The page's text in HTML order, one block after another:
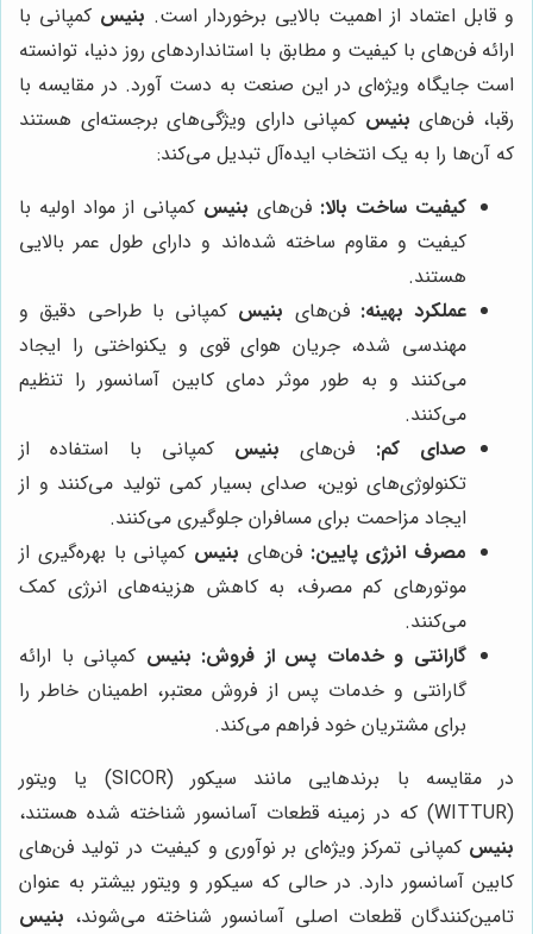
و قابل اعتماد از اهمیت بالایی برخوردار است. بنیس کمپانی با
ارائه فن‌های با کیفیت و مطابق با استانداردهای روز دنیا، توانسته
است جایگاه ویژه‌ای در این صنعت به دست آورد. در مقایسه با
رقبا، فن‌های بنیس کمپانی دارای ویژگی‌های برجسته‌ای هستند
که آن‌ها را به یک انتخاب ایده‌آل تبدیل می‌کند:
کیفیت ساخت بالا: فن‌های بنیس کمپانی از مواد اولیه با
کیفیت و مقاوم ساخته شده‌اند و دارای طول عمر بالایی
هستند.
عملکرد بهینه: فن‌های بنیس کمپانی با طراحی دقیق و
مهندسی شده، جریان هوای قوی و یکنواختی را ایجاد
می‌کنند و به طور موثر دمای کابین آسانسور را تنظیم
می‌کنند.
صدای کم: فن‌های بنیس کمپانی با استفاده از
تکنولوژی‌های نوین، صدای بسیار کمی تولید می‌کنند و از
ایجاد مزاحمت برای مسافران جلوگیری می‌کنند.
مصرف انرژی پایین: فن‌های بنیس کمپانی با بهره‌گیری از
موتورهای کم مصرف، به کاهش هزینه‌های انرژی کمک
می‌کنند.
گارانتی و خدمات پس از فروش: بنیس کمپانی با ارائه
گارانتی و خدمات پس از فروش معتبر، اطمینان خاطر را
برای مشتریان خود فراهم می‌کند.
در مقایسه با برندهایی مانند سیکور (SICOR) یا ویتور
(WITTUR) که در زمینه قطعات آسانسور شناخته شده هستند،
بنیس کمپانی تمرکز ویژه‌ای بر نوآوری و کیفیت در تولید فن‌های
کابین آسانسور دارد. در حالی که سیکور و ویتور بیشتر به عنوان
تامین‌کنندگان قطعات اصلی آسانسور شناخته می‌شوند، بنیس